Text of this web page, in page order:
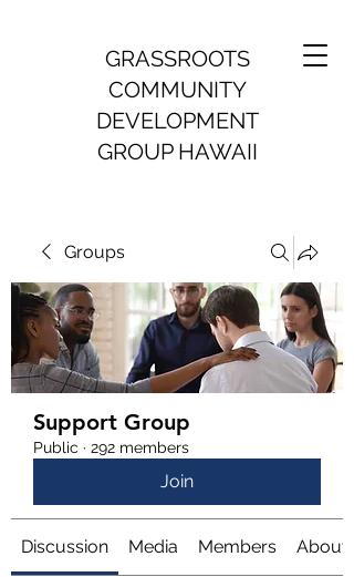
GRASSROOTS
COMMUNITY
DEVELOPMENT
GROUP HAWAII
Groups
Support Group
Public · 292 members
Join
Discussion Media Members About